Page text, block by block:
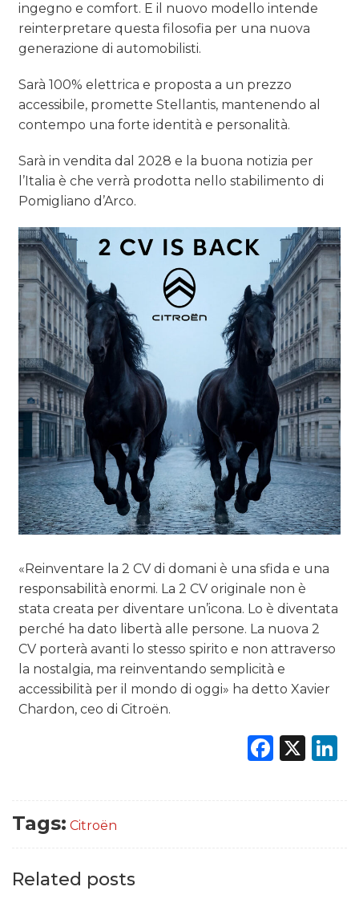
TREND
CASE HISTORY
OPINIONI
ingegno e comfort. E il nuovo modello intende
reinterpretare questa filosofia per una nuova
generazione di automobilisti.
Sarà 100% elettrica e proposta a un prezzo
accessibile, promette Stellantis, mantenendo al
contempo una forte identità e personalità.
Sarà in vendita dal 2028 e la buona notizia per
l’Italia è che verrà prodotta nello stabilimento di
Pomigliano d’Arco.
«Reinventare la 2 CV di domani è una sfida e una
responsabilità enormi. La 2 CV originale non è
stata creata per diventare un’icona. Lo è diventata
perché ha dato libertà alle persone. La nuova 2
CV porterà avanti lo stesso spirito e non attraverso
la nostalgia, ma reinventando semplicità e
accessibilità per il mondo di oggi» ha detto Xavier
Chardon, ceo di Citroën.
X
Tags: Citroën
Related posts